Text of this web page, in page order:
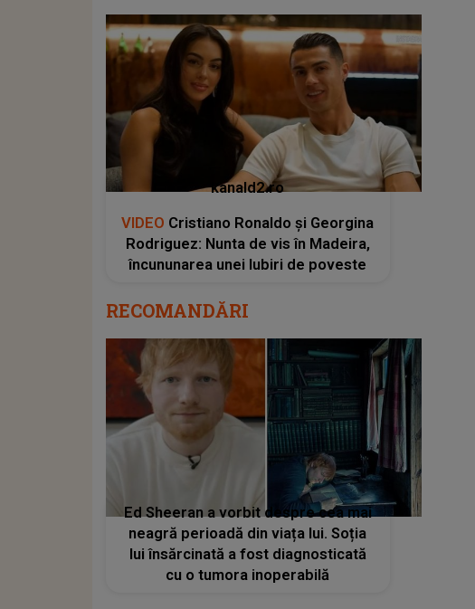
kanald2.ro
VIDEO Cristiano Ronaldo și Georgina
Rodriguez: Nunta de vis în Madeira,
încununarea unei Iubiri de poveste
RECOMANDĂRI
Ed Sheeran a vorbit despre cea mai
neagră perioadă din viața lui. Soția
lui însărcinată a fost diagnosticată
cu o tumora inoperabilă